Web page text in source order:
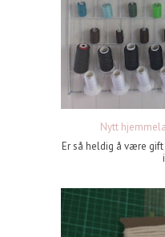
Nytt
Er så heldig å være